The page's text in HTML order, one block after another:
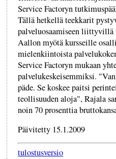
Service Factoryn
Tällä hetkellä teekkarit
palveluosaamiseen
Aallon myötä kursseille
mielenkiintoista
Service Factoryn mukaan
palvelukeskeisemmiksi.
päde. Se koskee paitsi
teollisuuden aloja", Rajala
noin 70 prosenttia
Päivitetty 15.1.2009
tulostusversio